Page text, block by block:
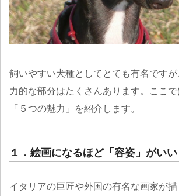
飼いやすい犬種としてとても有名です
力的な部分はたくさんあります。ここ
「５つの魅力」を紹介します。
１．絵画になるほど「容姿」がいい
イタリアの巨匠や外国の有名な画家が